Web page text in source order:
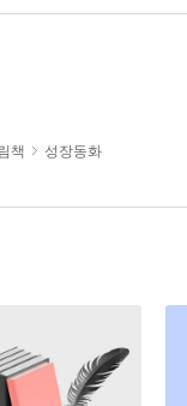
책 성장동화